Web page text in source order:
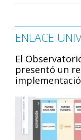
ENLACE
El
presentó un